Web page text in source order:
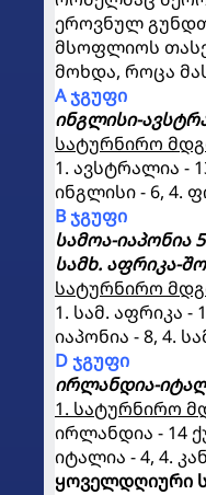
ეროვნულ
მსოფლიოს
მოხდა, როცა
A ჯგუფი
ინგლისი-
სატურნირო
1. ავსტრალია -
ინგლისი - 6, 4.
B ჯგუფი
სამოა-იაპონია
სამხ. აფრიკა-
სატურნირო
1. სამ. აფრიკა -
იაპონია - 8, 4.
D ჯგუფი
ირლანდია-
1. სატურნირო
ირლანდია - 14
იტალია - 4, 4.
ყოველდღიური